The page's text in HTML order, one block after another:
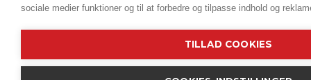
sociale medier funktioner og til at forbedre og tilpasse indhold og
TILLAD COOKIES